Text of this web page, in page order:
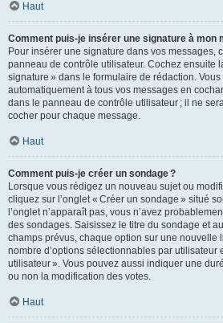
Haut
Comment puis-je insérer une signature à mon
Pour insérer une signature dans vos messages,
panneau de contrôle utilisateur. Cochez ensuite
signature » dans le formulaire de rédaction.
automatiquement à tous vos messages en
dans le panneau de contrôle utilisateur ; il ne
cocher pour chaque message.
Haut
Comment puis-je créer un sondage ?
Lorsque vous rédigez un nouveau sujet ou
cliquez sur l’onglet « Créer un sondage » situé
l’onglet n’apparaît pas, vous n’avez
des sondages. Saisissez le titre du sondage et
champs prévus, chaque option sur une nouvelle
nombre d’options sélectionnables par utilisateur
utilisateur ». Vous pouvez aussi indiquer une
ou non la modification des votes.
Haut